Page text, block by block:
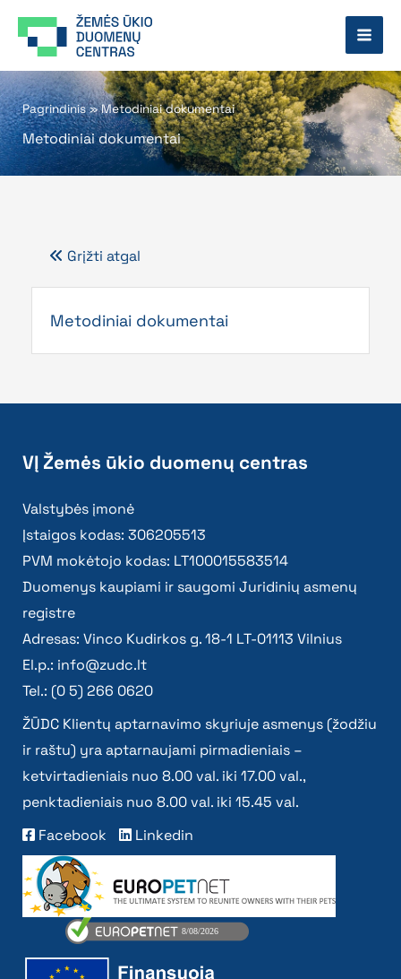
prie
Pagrindinis»Metodiniai dokumentai
Metodiniai dokumentai
Grįžti atgal
Metodiniai dokumentai
VĮ Žemės ūkio duomenų centras
Valstybės įmonė
Įstaigos kodas: 306205513
PVM mokėtojo kodas: LT100015583514
Duomenys kaupiami ir saugomi Juridinių asmenų
registre
Adresas: Vinco Kudirkos g. 18-1 LT-01113 Vilnius
El.p.: info@zudc.lt
Tel.: (0 5) 266 0620
ŽŪDC Klientų aptarnavimo skyriuje asmenys (žodžiu
ir raštu) yra aptarnaujami pirmadieniais –
ketvirtadieniais nuo 8.00 val. iki 17.00 val.,
penktadieniais nuo 8.00 val. iki 15.45 val.
Facebook
Linkedin